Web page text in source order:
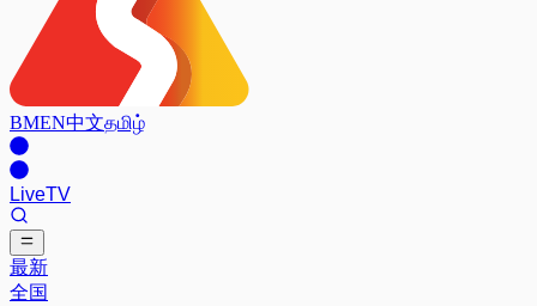
BMEN中文தமிழ்
LiveTV
最新
全国